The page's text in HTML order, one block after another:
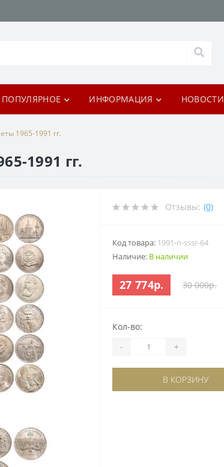
ПОПУЛЯРНОЕ ИНФОРМАЦИЯ НОВОСТИ
1965-1991 гг.
1991 гг.
Отзывы: (0)
Код товара: 1991-n-sssr-64
Наличие: В наличии
27 774р. 30 000р.
Кол-во:
- +
В КОРЗИНУ